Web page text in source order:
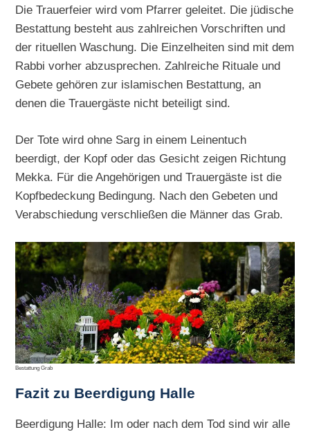
Die Trauerfeier wird vom Pfarrer geleitet. Die jüdische
Bestattung besteht aus zahlreichen Vorschriften und
der rituellen Waschung. Die Einzelheiten sind mit dem
Rabbi vorher abzusprechen. Zahlreiche Rituale und
Gebete gehören zur islamischen Bestattung, an
denen die Trauergäste nicht beteiligt sind.
Der Tote wird ohne Sarg in einem Leinentuch
beerdigt, der Kopf oder das Gesicht zeigen Richtung
Mekka. Für die Angehörigen und Trauergäste ist die
Kopfbedeckung Bedingung. Nach den Gebeten und
Verabschiedung verschließen die Männer das Grab.
Bestattung Grab
Fazit zu Beerdigung Halle
Beerdigung Halle: Im oder nach dem Tod sind wir alle